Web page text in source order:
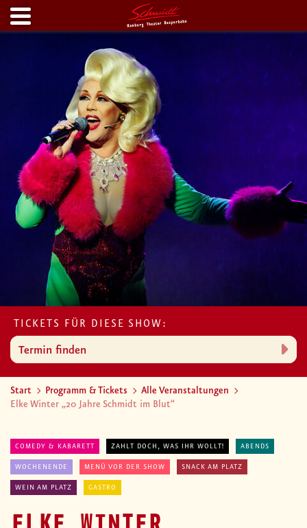
TICKETS FÜR DIESE SHOW:
Termin finden
Start Programm & Tickets
Alle Veranstaltungen
Elke Winter „20 Jahre Schmidt im Blut“
COMEDY & KABARETT ZAHLT DOCH, WAS IHR WOLLT! ABENDS
WOCHENENDE MENÜ VOR DER SHOW SNACK AM PLATZ
WEIN AM PLATZ GASTRO